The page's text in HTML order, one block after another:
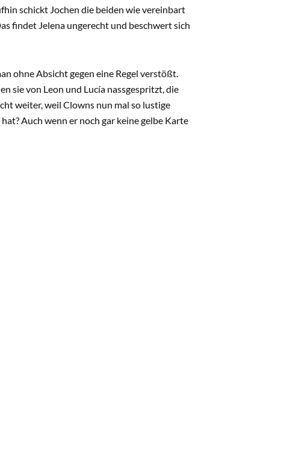
schickt Jochen die beiden wie vereinbart
findet Jelena ungerecht und beschwert sich
ohne Absicht gegen eine Regel verstößt.
sie von Leon und Lucía nassgespritzt, die
weiter, weil Clowns nun mal so lustige
Auch wenn er noch gar keine gelbe Karte